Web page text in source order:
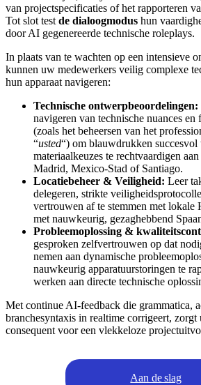
van projectspecificaties of het rapporteren
Tot slot test de dialoogmodus hun
door AI gegenereerde technische roleplays.
In plaats van te wachten op een intensieve
kunnen uw medewerkers veilig complexe
hun apparaat navigeren:
Technische ontwerpbeoordelingen:
navigeren van technische nuances
(zoals het beheersen van het
“usted“) om blauwdrukken succesvol
materiaalkeuzes te rechtvaardigen
Madrid, Mexico-Stad of Santiago.
Locatiebeheer & Veiligheid: Leer
delegeren, strikte
vertrouwen af te stemmen met lokale
met nauwkeurig, gezaghebbend
Probleemoplossing &
gesproken zelfvertrouwen op dat
nemen aan dynamische
nauwkeurig apparatuurstoringen te
werken aan directe technische
Met continue AI-feedback die grammatica,
branchesyntaxis in realtime corrigeert, zorgt
consequent voor een vlekkeloze
Aan de slag